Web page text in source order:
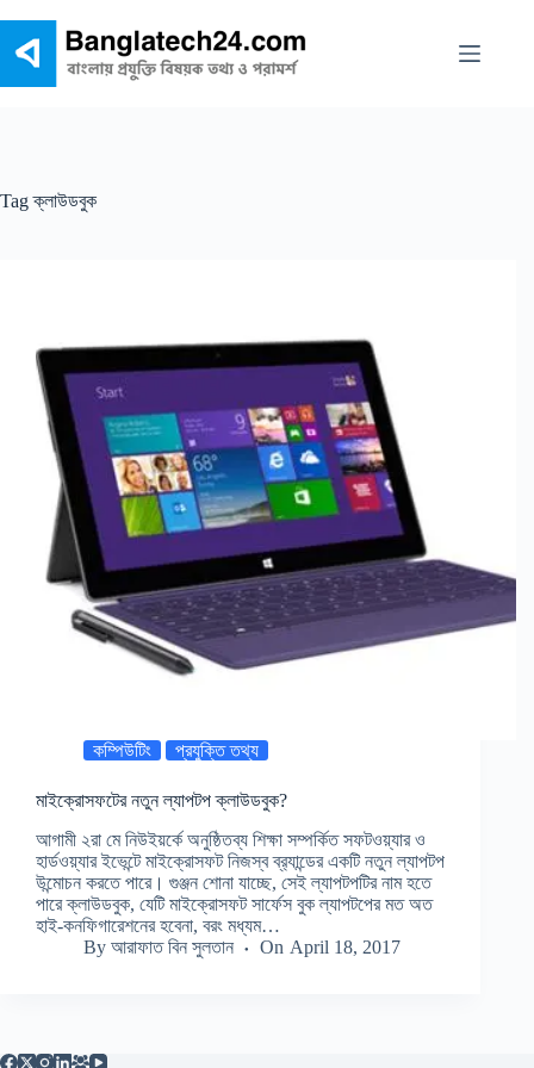
content
Tagক্লাউডবুক
কম্পিউটিং প্রযুক্তি তথ্য
মাইক্রোসফটের নতুন ল্যাপটপ ক্লাউডবুক?
আগামী ২রা মে নিউইয়র্কে অনুষ্ঠিতব্য শিক্ষা সম্পর্কিত সফটওয়্যার ও
হার্ডওয়্যার ইভেন্টে মাইক্রোসফট নিজস্ব ব্র‍্যান্ডের একটি নতুন ল্যাপটপ
উন্মোচন করতে পারে। গুঞ্জন শোনা যাচ্ছে, সেই ল্যাপটপটির নাম হতে
পারে ক্লাউডবুক, যেটি মাইক্রোসফট সার্ফেস বুক ল্যাপটপের মত অত
হাই-কনফিগারেশনের হবেনা, বরং মধ্যম…
By আরাফাত বিন সুলতান On April 18, 2017